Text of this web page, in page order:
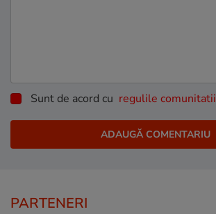
Sunt de acord cu regulile comunitatii
PARTENERI